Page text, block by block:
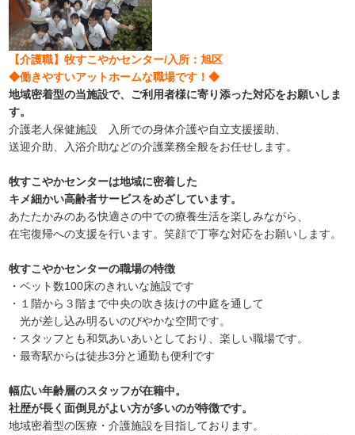
【介護職】牧すこやかセンター/入所：旭区
◆働きやすいアットホームな職場です！◆
地域密着型の当施設で、ご利用者様に寄り添った対応をお願いしま
す。
介護老人保健施設 入所での身体介護や自立支援援助、
送迎介助、入浴介助などの介護業務全般をお任せします。
牧すこやかセンターは地域に密着した
キメ細かい高齢者サービスをめざしています。
あたたかみのある快適さの中での療養生活を楽しみながら、
在宅復帰への支援を行います。笑顔で丁寧な対応をお願いします。
牧すこやかセンターの職場の特徴
・ベット数100床のきれいな施設です
・１階から３階まで中央の吹き抜けの中庭を通して
光が差し込み明るいのびやかな空間です。
・スタッフとも和気あいあいとしており、楽しい職場です。
・最寄駅からは徒歩3分と通勤も便利です
幅広い年齢層のスタッフが在籍中。
社歴が長く面倒見がよい方が多いのが特徴です。
地域密着型の医療・介護施設を目指しております。